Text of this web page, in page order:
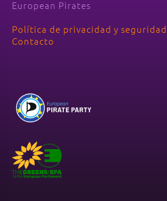
European Pirates
Política de privacidad y seguridad
Contacto